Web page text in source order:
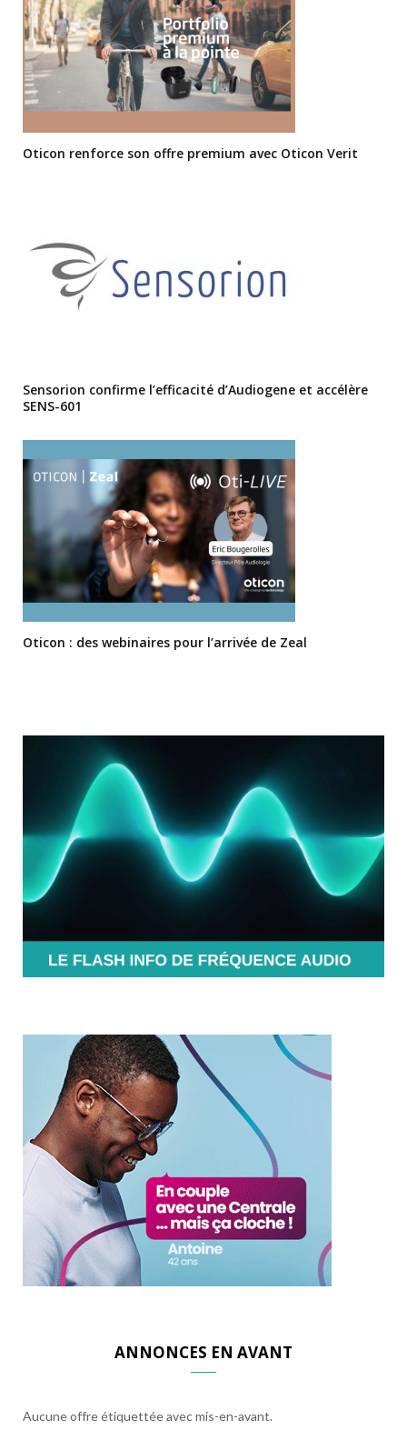
Oticon renforce son offre premium avec Oticon Verit
Sensorion confirme l’efficacité d’Audiogene et accélère
SENS-601
Oticon : des webinaires pour l’arrivée de Zeal
ANNONCES EN AVANT
Aucune offre étiquettée avec mis-en-avant.